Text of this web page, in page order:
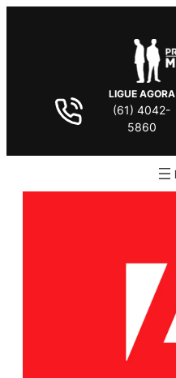
LIGUE AGORA
(61) 4042-
5860